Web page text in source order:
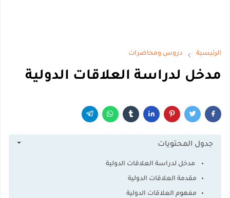
الرئيسية دروس ومحاضرات
مدخل لدراسة العلاقات الدولية
جدول المحتويات
مدخل لدراسة العلاقات الدولية
مقدمة العلاقات الدولية
مفهوم العلاقات الدولية